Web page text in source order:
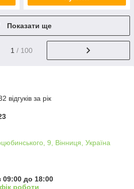
Показати ще
1 / 100
відгуків за рік
9, Вінниця, Україна
09:00 до 18:00
роботи